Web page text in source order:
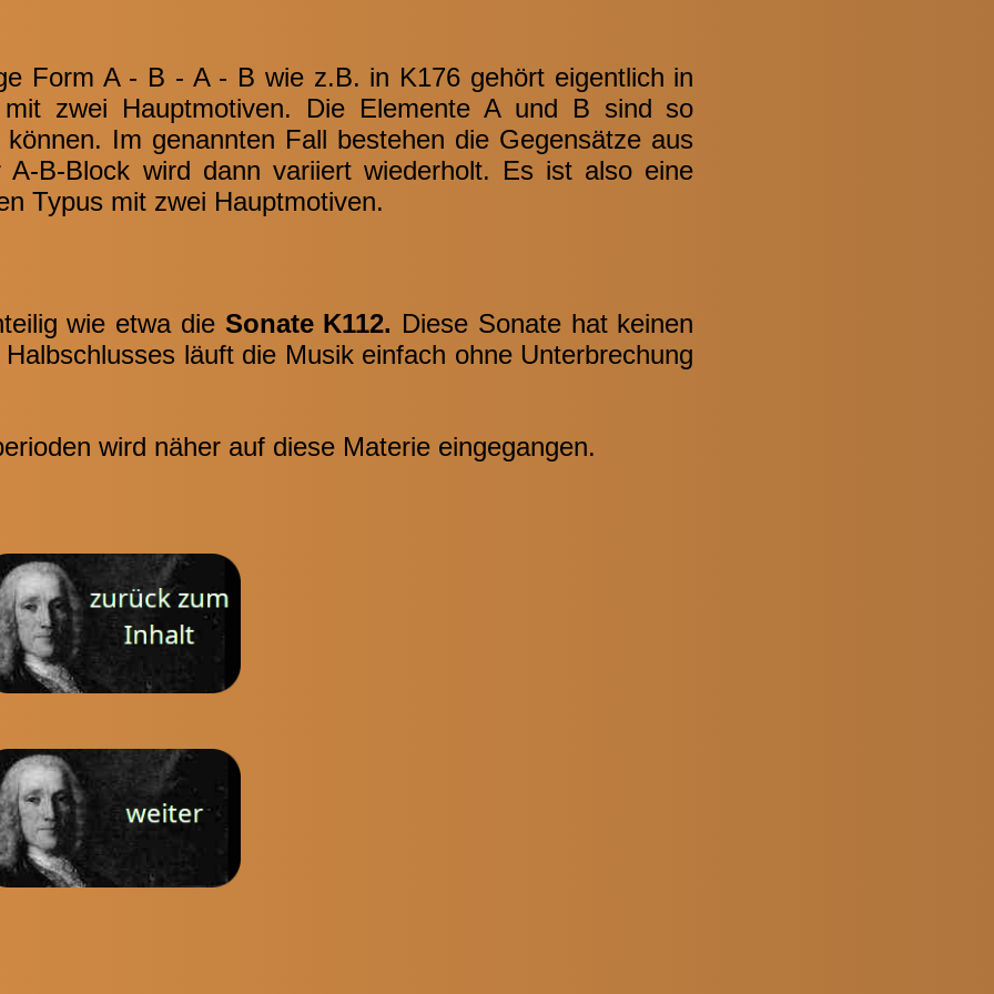
Form A - B - A - B wie z.B. in K176 gehört eigentlich in
zwei Hauptmotiven. Die Elemente A und B sind so
Im genannten Fall bestehen die Gegensätze aus
A-B-Block wird dann variiert wiederholt. Es ist also eine
Typus mit zwei Hauptmotiven.
wie etwa die Sonate K112. Diese Sonate hat keinen
läuft die Musik einfach ohne Unterbrechung
wird näher auf diese Materie eingegangen.